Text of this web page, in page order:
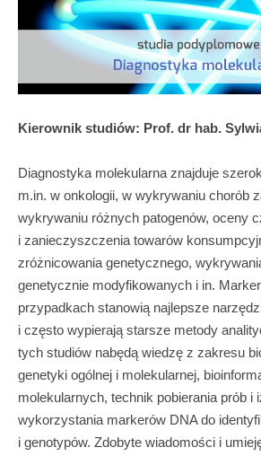
Kierownik studiów: Prof. dr hab.
Diagnostyka molekularna znajduje
m.in. w onkologii, w wykrywaniu chorób
wykrywaniu różnych patogenów, oceny
i zanieczyszczenia towarów
zróżnicowania genetycznego,
genetycznie modyfikowanych i in.
przypadkach stanowią najlepsze
i często wypierają starsze metody
tych studiów nabędą wiedzę z zakresu
genetyki ogólnej i molekularnej,
molekularnych, technik pobierania prób i
wykorzystania markerów DNA do
i genotypów. Zdobyte wiadomości i